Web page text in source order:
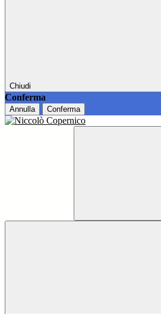
Chiudi
Conferma
Annulla Conferma